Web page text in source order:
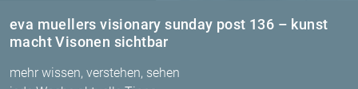
eva muellers visionary sunday post 136 – kunst
macht Visonen sichtbar
mehr wissen, verstehen, sehen